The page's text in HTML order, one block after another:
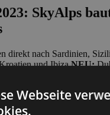
SkyAlps
direkt nach Sardinien,
und IbizaNEU:
eigenes
in energieeffizienten und
Webseite